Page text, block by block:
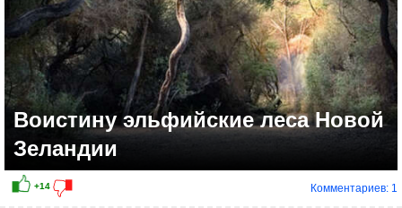
Воистину эльфийские леса Новой
Зеландии
Комментариев: 1